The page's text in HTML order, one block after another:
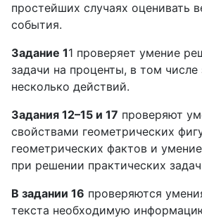
простейших случаях оценивать
события.
Задание 11 проверяет умение
задачи на проценты, в том числе
несколько действий.
Задания 12–15 и 17 проверяют
свойствами геометрических
геометрических фактов и
при решении практических
В задании 16 проверяются
текста необходимую